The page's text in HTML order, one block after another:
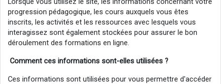
progression pédagogique, les cours auxquels vous êtes
inscrits, les activités et les ressources avec lesquels vous
interagissez sont également stockées pour assurer le bon
déroulement des formations en ligne.
Comment ces informations sont-elles utilisées ?
Ces informations sont utilisées pour vous permettre d'accéder